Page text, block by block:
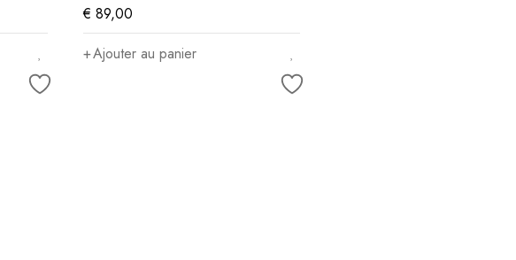
€ 89,00
Ajouter au panier